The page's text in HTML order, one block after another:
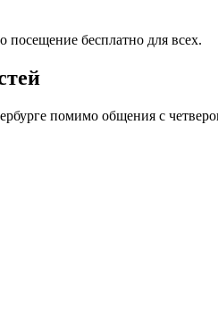
бесплатно для всех.
помимо общения с